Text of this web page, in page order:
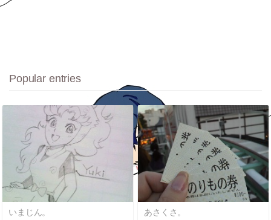
Popular entries
いまじん。 あさくさ。